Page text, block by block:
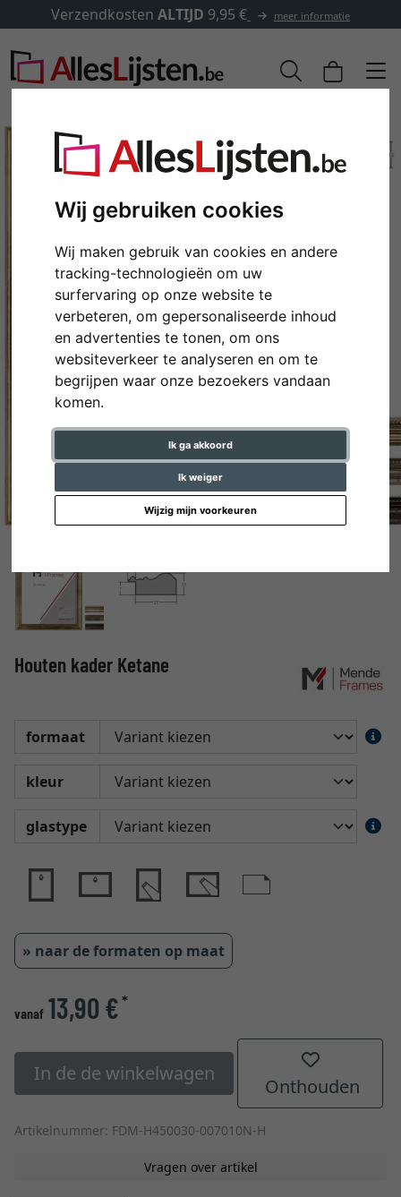
Wij gebruiken cookies
Wij maken gebruik van cookies en andere
tracking-technologieën om uw
surfervaring op onze website te
verbeteren, om gepersonaliseerde inhoud
en advertenties te tonen, om ons
websiteverkeer te analyseren en om te
begrijpen waar onze bezoekers vandaan
komen.
Ik ga akkoord
Ik weiger
Wijzig mijn voorkeuren
Verzendkosten ALTIJD 9,95 € meer informatie
Terug
Houten kader Ketane
formaat
kleur
glastype
» naar de formaten op maat
vanaf 13,90 €*
In de de winkelwagen
Onthouden
Artikelnummer: FDM-H450030-007010N-H
Vragen over artikel